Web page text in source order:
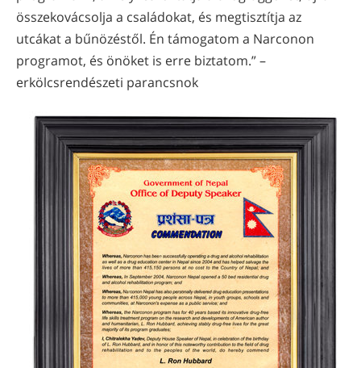
összekovácsolja a családokat, és megtisztítja az
utcákat a bűnözéstől. Én támogatom a Narconon
programot, és önöket is erre biztatom.” –
erkölcsrendészeti parancsnok